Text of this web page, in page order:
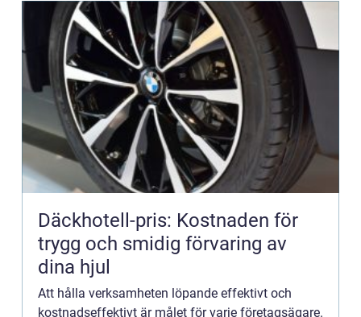
Däckhotell-pris: Kostnaden för
trygg och smidig förvaring av
dina hjul
Att hålla verksamheten löpande effektivt och
kostnadseffektivt är målet för varje företagsägare.